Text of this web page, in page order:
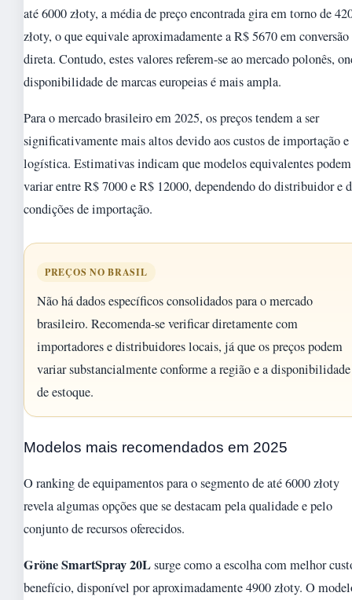
até 6000 złoty, a média de preço encontrada gira em torno de
złoty, o que equivale aproximadamente a R$ 5670 em conversão
direta. Contudo, estes valores referem-se ao mercado polonês,
disponibilidade de marcas europeias é mais ampla.
Para o mercado brasileiro em 2025, os preços tendem a ser
significativamente mais altos devido aos custos de importação e
logística. Estimativas indicam que modelos equivalentes podem
variar entre R$ 7000 e R$ 12000, dependendo do distribuidor e
condições de importação.
PREÇOS NO BRASIL
Não há dados específicos consolidados para o mercado
brasileiro. Recomenda-se verificar diretamente com
importadores e distribuidores locais, já que os preços podem
variar substancialmente conforme a região e a disponibilidade
de estoque.
Modelos mais recomendados em 2025
O ranking de equipamentos para o segmento de até 6000 złoty
revela algumas opções que se destacam pela qualidade e pelo
conjunto de recursos oferecidos.
Gröne SmartSpray 20Lsurge como a escolha com melhor
benefício, disponível por aproximadamente 4900 złoty. O